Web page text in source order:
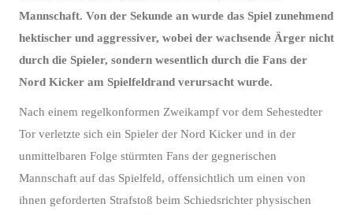
Mannschaft. Von der Sekunde an wurde das Spiel zunehmend
hektischer und aggressiver, wobei der wachsende Ärger nicht
durch die Spieler, sondern wesentlich durch die Fans der
Nord Kicker am Spielfeldrand verursacht wurde.
Nach einem regelkonformen Zweikampf vor dem Sehestedter
Tor verletzte sich ein Spieler der Nord Kicker und in der
unmittelbaren Folge stürmten Fans der gegnerischen
Mannschaft auf das Spielfeld, offensichtlich um einen von
ihnen geforderten Strafstoß beim Schiedsrichter physischen